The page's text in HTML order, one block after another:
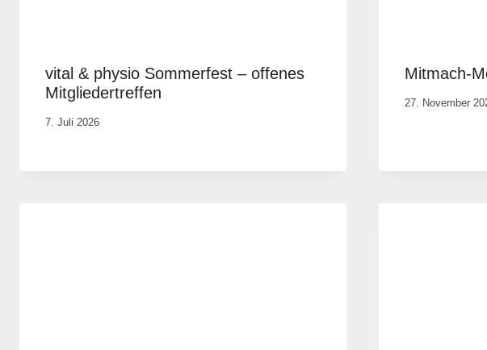
vital & physio Sommerfest – offenes
Mitgliedertreffen
Von
7. Juli 2026
Mitmach-
Von
27. November